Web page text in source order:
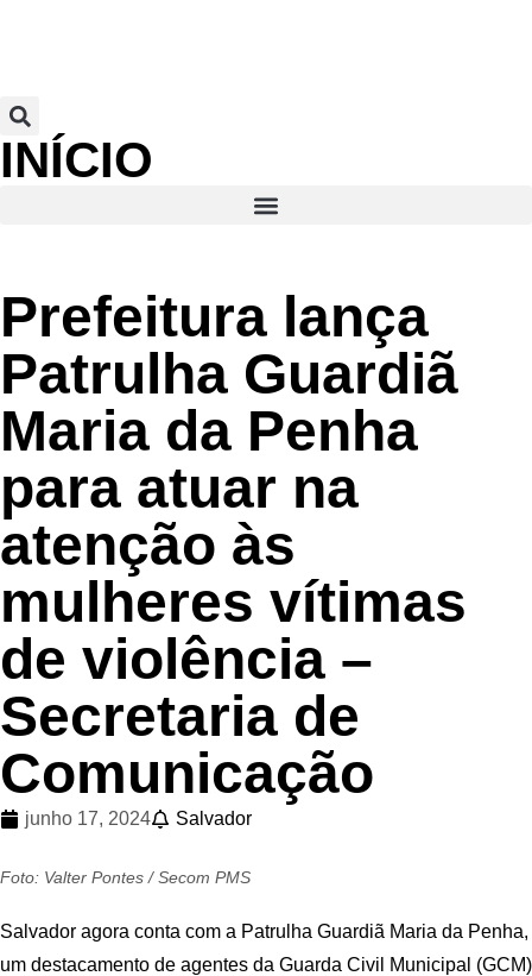
INÍCIO
Prefeitura lança
Patrulha Guardiã
Maria da Penha
para atuar na
atenção às
mulheres vítimas
de violência –
Secretaria de
Comunicação
junho 17, 2024 Salvador
Foto: Valter Pontes / Secom PMS
Salvador agora conta com a Patrulha Guardiã Maria da Penha,
um destacamento de agentes da Guarda Civil Municipal (GCM)